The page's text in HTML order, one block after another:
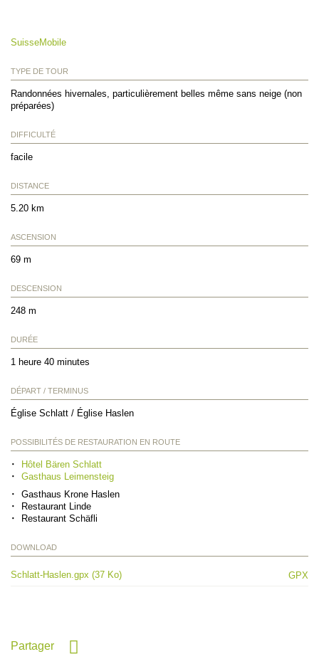
SuisseMobile
TYPE DE TOUR
Randonnées hivernales, particulièrement belles même sans neige (non
préparées)
DIFFICULTÉ
facile
DISTANCE
5.20 km
ASCENSION
69 m
DESCENSION
248 m
DURÉE
1 heure 40 minutes
DÉPART / TERMINUS
Église Schlatt / Église Haslen
POSSIBILITÉS DE RESTAURATION EN ROUTE
Hôtel Bären Schlatt
Gasthaus Leimensteig
Gasthaus Krone Haslen
Restaurant Linde
Restaurant Schäfli
DOWNLOAD
Schlatt-Haslen.gpx (37 Ko) GPX
Partager